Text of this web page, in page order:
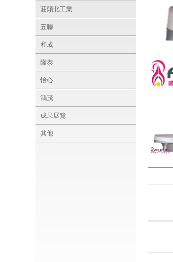
莊頭北工業
五聯
和成
隆泰
怡心
鴻茂
成果展覽
其他